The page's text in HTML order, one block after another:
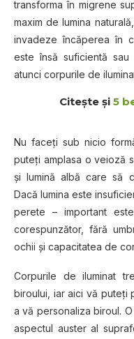
transforma în migrene
maxim de lumina
invadeze încăperea în
este însă suficientă
atunci corpurile de
Citeşte şi 5
Nu faceţi sub nicio
puteţi amplasa o veioză
şi lumină albă care să
Dacă lumina este
perete – important
corespunzător, fără
ochii şi capacitatea de
Corpurile de iluminat
biroului, iar aici vă puteţi
a vă personaliza biroul.
aspectul auster al